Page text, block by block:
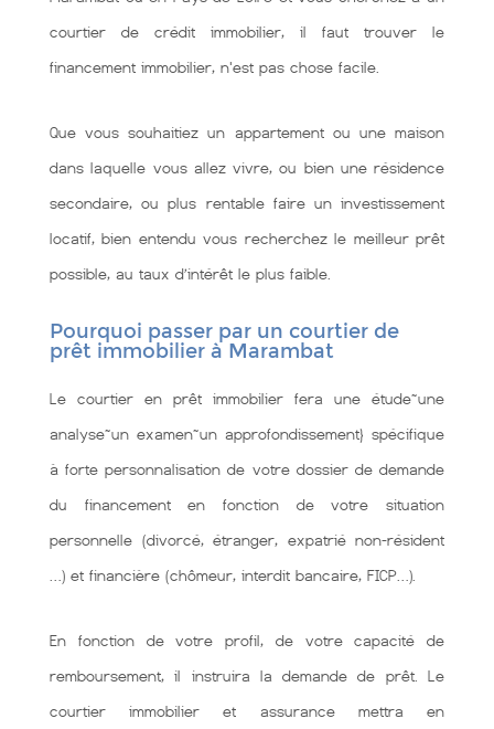
courtier de crédit immobilier, il faut trouver le
financement immobilier, n'est pas chose facile.
Que vous souhaitiez un appartement ou une maison
dans laquelle vous allez vivre, ou bien une résidence
secondaire, ou plus rentable faire un investissement
locatif, bien entendu vous recherchez le meilleur prêt
possible, au taux d’intérêt le plus faible.
Pourquoi passer par un courtier de
prêt immobilier à Marambat
Le courtier en prêt immobilier fera une étude~une
analyse~un examen~un approfondissement} spécifique
à forte personnalisation de votre dossier de demande
du financement en fonction de votre situation
personnelle (divorcé, étranger, expatrié non-résident
…) et financière (chômeur, interdit bancaire, FICP…).
En fonction de votre profil, de votre capacité de
remboursement, il instruira la demande de prêt. Le
courtier immobilier et assurance mettra en